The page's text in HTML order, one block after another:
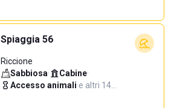
Spiaggia 56
Riccione
Sabbiosa· Cabine·
Accesso animali·e altri 14…